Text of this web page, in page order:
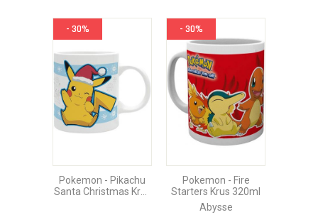
- 30%
Pokemon - Pikachu
Santa Christmas Krus
- 30%
Pokemon - Fire
Starters Krus 320ml
Abysse